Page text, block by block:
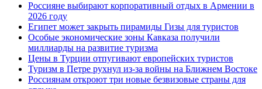
Россияне выбирают корпоративный отдых в Армении в
2026 году
Египет может закрыть пирамиды Гизы для туристов
Особые экономические зоны Кавказа получили
миллиарды на развитие туризма
Цены в Турции отпугивают европейских туристов
Туризм в Петре рухнул из-за войны на Ближнем Востоке
Россиянам откроют три новые безвизовые страны для